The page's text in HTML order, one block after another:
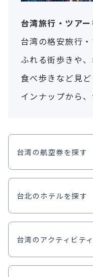
台湾旅行・ツア
台湾の格安旅行
ふれる街歩きや
食べ歩きなど見
インナップから
台湾の航空券を探す
台北のホテルを探す
台湾のアクティビテ